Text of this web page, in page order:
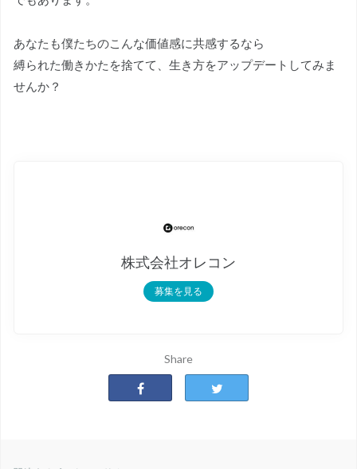
あなたも僕たちのこんな価値感に共感するなら
縛られた働きかたを捨てて、生き方をアップデートしてみま
せんか？
株式会社オレコン
募集を見る
Share